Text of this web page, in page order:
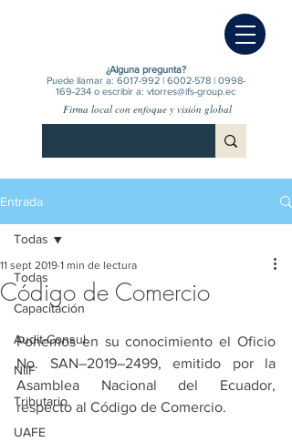
¿Alguna pregunta?
Puede llamar a: 6017-992| 6002-578| 0998-
169-234 o escribir a: vtorres@ifs-group.ec
Firma local con enfoque y visión global
Entrada
Todas
Capacitación
Audit-Consul.
NIIF
Tributario
UAFE
Todas
Código de Comercio
11 sept 2019 1 min de lectura
Ponemos en su conocimiento el Oficio
No. SAN–2019–2499, emitido por la
Asamblea Nacional del Ecuador,
respecto al Código de Comercio.